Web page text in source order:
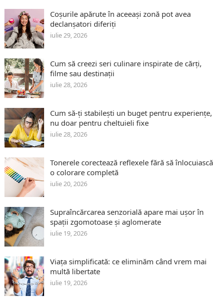
Coșurile apărute în aceeași zonă pot avea
declanșatori diferiți
iulie 29, 2026
Cum să creezi seri culinare inspirate de cărți,
filme sau destinații
iulie 28, 2026
Cum să-ți stabilești un buget pentru experiențe,
nu doar pentru cheltuieli fixe
iulie 28, 2026
Tonerele corectează reflexele fără să înlocuiască
o colorare completă
iulie 20, 2026
Supraîncărcarea senzorială apare mai ușor în
spații zgomotoase și aglomerate
iulie 19, 2026
Viața simplificată: ce eliminăm când vrem mai
multă libertate
iulie 19, 2026